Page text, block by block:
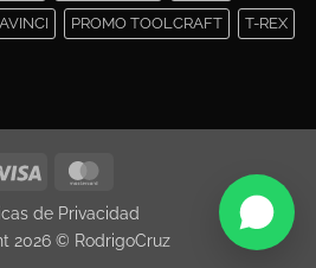
PROMO TOOLCRAFT T-REX
de Privacidad
2026 © RodrigoCruz
Te asesoramos